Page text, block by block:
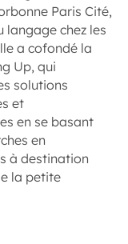
Paris Cité,
langage chez les
a cofondé la
Up, qui
solutions
et
en se basant
en
à destination
la petite